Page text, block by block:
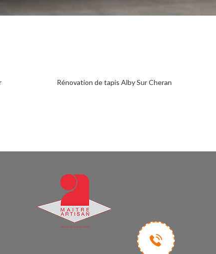
Rénovation de tapis Alby Sur Cheran